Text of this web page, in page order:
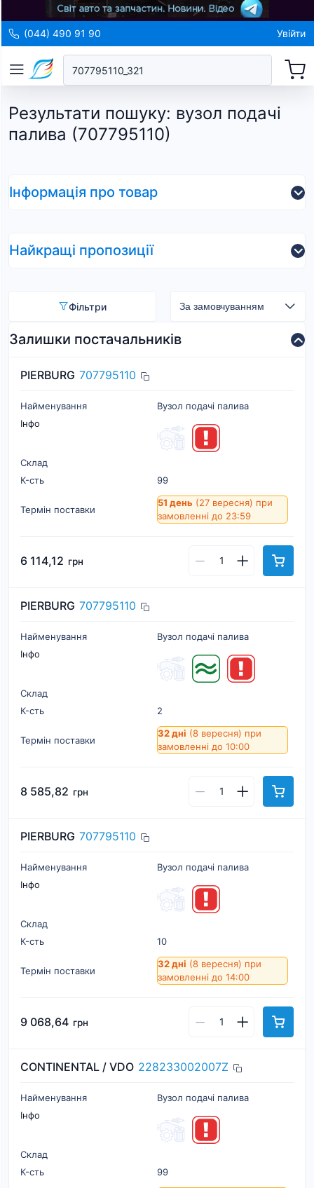
(044) 490 91 90 Увійти
Результати пошуку: вузол подачі
палива (707795110)
Інформація про товар
Найкращі пропозиції
Фільтри
Залишки постачальників
PIERBURG 707795110
Найменування
Вузол подачі палива
Інфо
Склад
К-cть
99
Термін поставки
51 день (27 вересня) при
замовленні до 23:59
6 114,12 грн
PIERBURG 707795110
Найменування
Вузол подачі палива
Інфо
Склад
К-cть
2
Термін поставки
32 дні (8 вересня) при
замовленні до 10:00
8 585,82 грн
PIERBURG 707795110
Найменування
Вузол подачі палива
Інфо
Склад
К-cть
10
Термін поставки
32 дні (8 вересня) при
замовленні до 14:00
9 068,64 грн
CONTINENTAL / VDO 228233002007Z
Найменування
Вузол подачі палива
Інфо
Склад
К-cть
99